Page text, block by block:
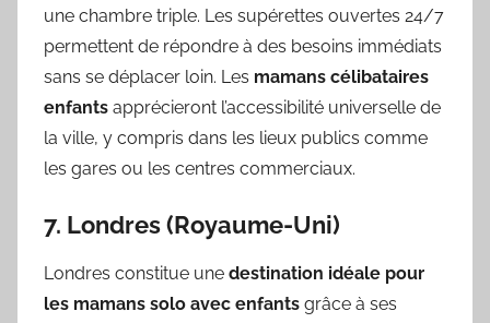
une chambre triple. Les supérettes ouvertes 24/7
permettent de répondre à des besoins immédiats
sans se déplacer loin. Les mamans célibataires
enfants apprécieront l’accessibilité universelle de
la ville, y compris dans les lieux publics comme
les gares ou les centres commerciaux.
7. Londres (Royaume-Uni)
Londres constitue une destination idéale pour
les mamans solo avec enfants grâce à ses